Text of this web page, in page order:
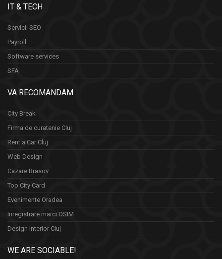
IT & TECH
Servicii SEO
Payroll
Software services
SFA
VA RECOMANDAM
City Break
Firma de curatenie Cluj
Rent a Car Cluj
Web Design
Cazare Brasov
Top City Card
Evenimente Oradea
Inregistrare marci OSIM
Design Interior Cluj
WE ARE SOCIABLE!